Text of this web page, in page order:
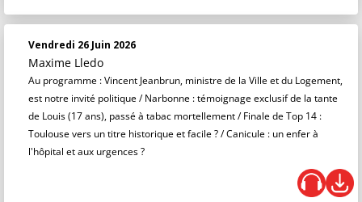
Vendredi 26 Juin 2026
Maxime Lledo
Au programme : Vincent Jeanbrun, ministre de la Ville et du Logement,
est notre invité politique / Narbonne : témoignage exclusif de la tante
de Louis (17 ans), passé à tabac mortellement / Finale de Top 14 :
Toulouse vers un titre historique et facile ? / Canicule : un enfer à
l'hôpital et aux urgences ?